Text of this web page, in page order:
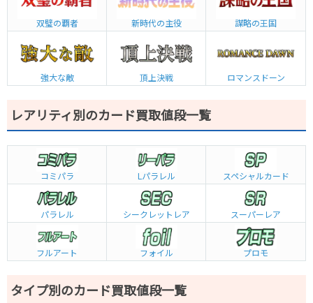
双璧の覇者 新時代の主役 謀略の王国
強大な敵 頂上決戦 ロマンスドーン
レアリティ別のカード買取値段一覧
コミパラ L パラレル スペシャルカード
パラレル シークレットレア スーパーレア
フルアート フォイル プロモ
タイプ別のカード買取値段一覧